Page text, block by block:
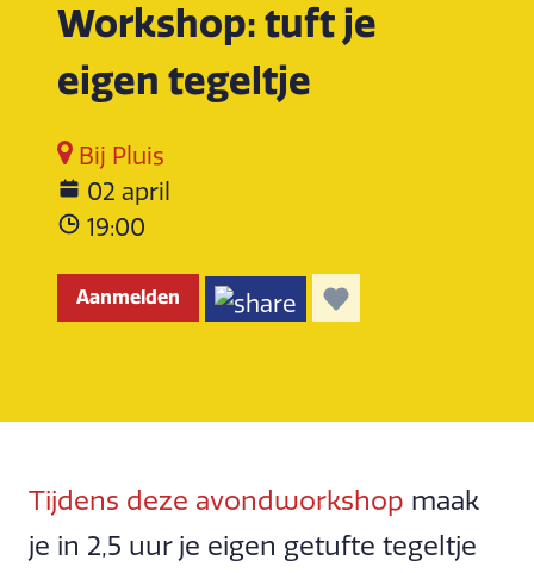
Workshop: tuft je
eigen tegeltje
Bij Pluis
02 april
19:00
Aanmelden
Tijdens deze avondworkshop maak
je in 2,5 uur je eigen getufte tegeltje